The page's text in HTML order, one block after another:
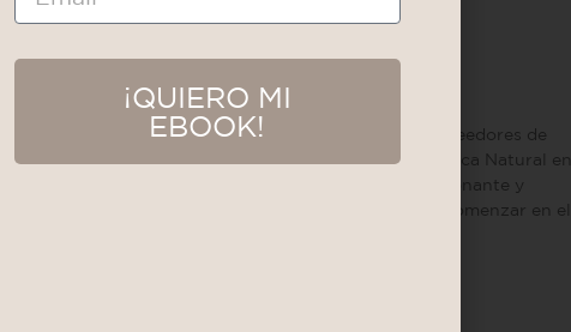
agosto 9, 2024
¡Descubre los Mejores Proveedores de
Materia Prima para Cosmética Natural en
Tu País! Sabemos lo emocionante y
desafiante que puede ser comenzar en el
¡QUIERO MI
EBOOK!